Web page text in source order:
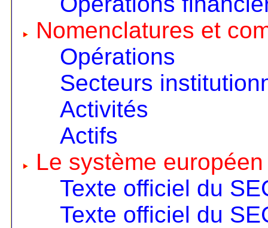
Nomenclatures et
Opérations
Secteurs
Activités
Actifs
Le système
Texte officiel du
Texte officiel du